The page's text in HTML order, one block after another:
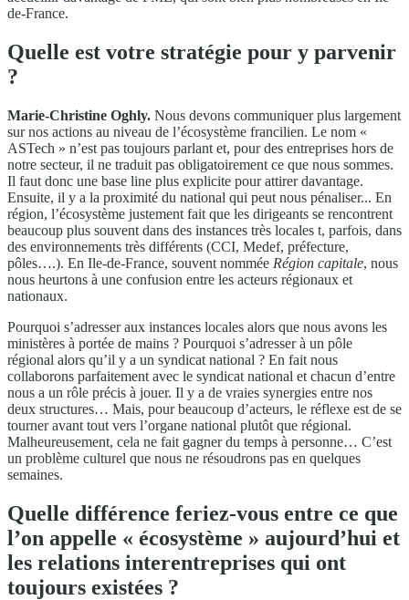
de-France.
Quelle est votre stratégie pour y parvenir
?
Marie-Christine Oghly. Nous devons communiquer plus largement
sur nos actions au niveau de l’écosystème francilien. Le nom «
ASTech » n’est pas toujours parlant et, pour des entreprises hors de
notre secteur, il ne traduit pas obligatoirement ce que nous sommes.
Il faut donc une base line plus explicite pour attirer davantage.
Ensuite, il y a la proximité du national qui peut nous pénaliser... En
région, l’écosystème justement fait que les dirigeants se rencontrent
beaucoup plus souvent dans des instances très locales t, parfois, dans
des environnements très différents (CCI, Medef, préfecture,
pôles….). En Ile-de-France, souvent nommée Région capitale, nous
nous heurtons à une confusion entre les acteurs régionaux et
nationaux.
Pourquoi s’adresser aux instances locales alors que nous avons les
ministères à portée de mains ? Pourquoi s’adresser à un pôle
régional alors qu’il y a un syndicat national ? En fait nous
collaborons parfaitement avec le syndicat national et chacun d’entre
nous a un rôle précis à jouer. Il y a de vraies synergies entre nos
deux structures… Mais, pour beaucoup d’acteurs, le réflexe est de se
tourner avant tout vers l’organe national plutôt que régional.
Malheureusement, cela ne fait gagner du temps à personne… C’est
un problème culturel que nous ne résoudrons pas en quelques
semaines.
Quelle différence feriez-vous entre ce que
l’on appelle « écosystème » aujourd’hui et
les relations interentreprises qui ont
toujours existées ?